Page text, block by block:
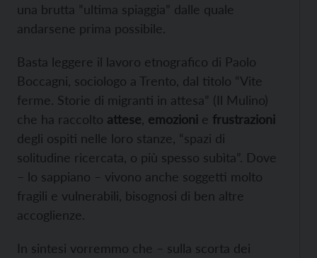
una brutta ”ultima spiaggia” dalle quale
andarsene prima possibile.
Basta leggere il lavoro etnografico di Paolo
Boccagni, sociologo a Trento, dal titolo “Vite
ferme. Storie di migranti in attesa” (Il Mulino)
che ha raccolto attese emozioni e frustrazioni
degli ospiti nelle loro stanze, “spazi di
solitudine ricercata, o più spesso subìta”. Dove
– lo sappiano – vivono anche soggetti molto
fragili e vulnerabili, bisognosi di ben altre
accoglienze.
In sintesi vorremmo che – sulla scorta dei